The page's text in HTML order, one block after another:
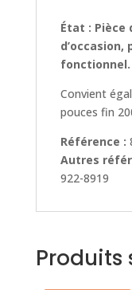
État : Pièce
d’occasion,
Convient
pouces fin
Référence :
Autres
922-8919
Produits